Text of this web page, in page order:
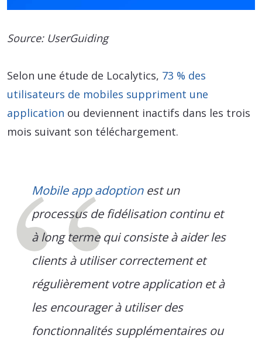
Source: UserGuiding
Selon une étude de Localytics, 73 % des
utilisateurs de mobiles suppriment une
application ou deviennent inactifs dans les trois
mois suivant son téléchargement.
Mobile app adoptionest un
processus de fidélisation continu et
à long terme qui consiste à aider les
clients à utiliser correctement et
régulièrement votre application et à
les encourager à utiliser des
fonctionnalités supplémentaires ou